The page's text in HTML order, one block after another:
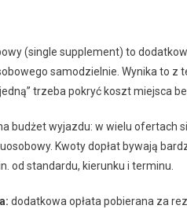
(single supplement) to
samodzielnie. Wynika to z
trzeba pokryć koszt miejsca
budżet wyjazdu: w wielu ofertach
Kwoty dopłat bywają
od standardu, kierunku i terminu.
dodatkowa opłata pobierana za